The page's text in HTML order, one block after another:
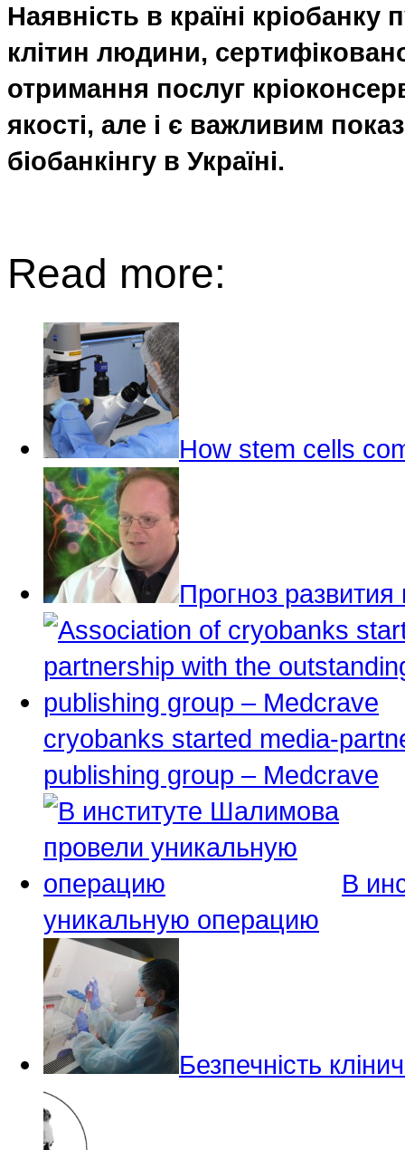
Наявність в країні кріобанку
клітин людини,
отримання послуг
якості, але і є важливим
біобанкінгу в Україні.
Read more:
How stem cells
Прогноз
cryobanks started media-
publishing group – Medcrave
В
уникальную операцию
Безпечність